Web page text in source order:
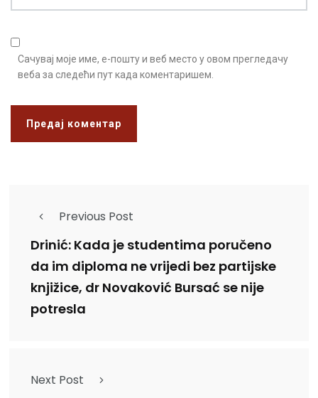
Сачувај моје име, е-пошту и веб место у овом прегледачу
веба за следећи пут када коментаришем.
Previous Post
Drinić: Kada je studentima poručeno
da im diploma ne vrijedi bez partijske
knjižice, dr Novaković Bursać se nije
potresla
Next Post